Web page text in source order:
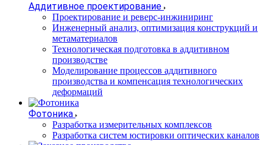
Аддитивное проектирование
Проектирование и реверс-инжиниринг
Инженерный анализ, оптимизация конструкций и
метаматериалов
Технологическая подготовка в аддитивном
производстве
Моделирование процессов аддитивного
производства и компенсация технологических
деформаций
Фотоника
Разработка измерительных комплексов
Разработка систем юстировки оптических каналов